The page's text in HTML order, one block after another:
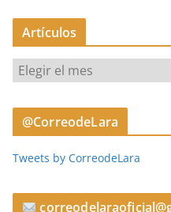
Artículos
r
t
u
@CorreodeLara
Tweets by CorreodeLara